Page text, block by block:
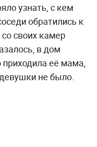
узнать, с кем
обратились к
своих камер
в дом
её мама,
не было.